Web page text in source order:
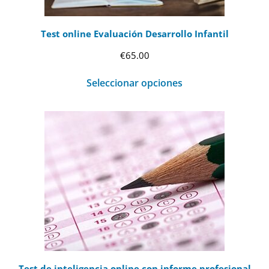
Test online Evaluación Desarrollo Infantil
€65.00
Seleccionar opciones